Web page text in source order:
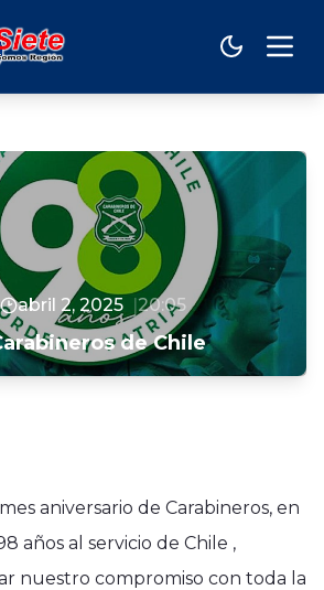
abril 2, 2025 20:05
de Chile
aniversario de Carabineros, en
años al servicio de Chile ,
nuestro compromiso con toda la